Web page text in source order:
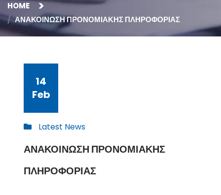
HOME
ΑΝΑΚΟΙΝΩΣΗ ΠΡΟΝΟΜΙΑΚΗΣ ΠΛΗΡΟΦΟΡΙΑΣ
14
Feb
Latest News
ΑΝΑΚΟΙΝΩΣΗ ΠΡΟΝΟΜΙΑΚΗΣ
ΠΛΗΡΟΦΟΡΙΑΣ